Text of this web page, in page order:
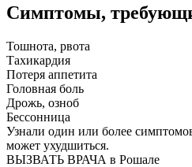
Симптомы,
Тошнота, рвота
Тахикардия
Потеря аппетита
Головная боль
Дрожь, озноб
Бессонница
Узнали один или более
может ухудшиться.
ВЫЗВАТЬ ВРАЧА в Рошале